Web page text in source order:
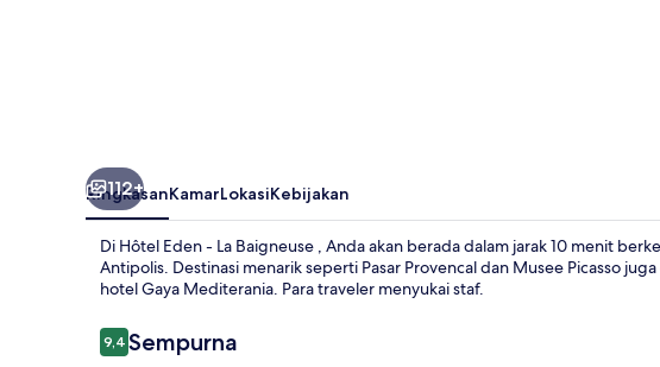
112+
RingkasanKamarLokasiKebijakan
Di Hôtel Eden - La Baigneuse , Anda akan berada dalam jarak 10 menit
Antipolis. Destinasi menarik seperti Pasar Provencal dan Musee Picasso
hotel Gaya Mediterania. Para traveler menyukai staf.
Ulasan
9,49,4 dari 10
Sempurna